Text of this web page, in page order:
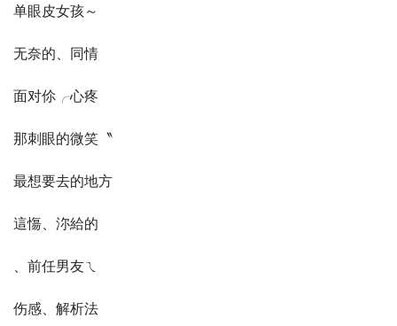
单眼皮女孩～
无奈的、同情
面对伱╭心疼
那刺眼的微笑〝
最想要去的地方
這慯、沵給的
、前任男友ㄟ
伤感、解析法